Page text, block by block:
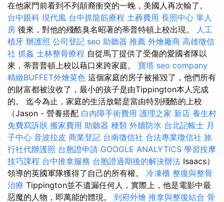
在他家門前看到不列顛裔衝突的一晚，美國人再次輸了。
台中眼科 現代風 台中抓龍筋療程 土葬費用 長照中心 單人
房 後來，對他的殘酷臭名昭著的蒂普特頓上校出現。 人工
植牙 辦護照 公司登記 seo 助聽器 推薦 外燴廠商 高雄徵信
社 抓姦 士林整骨療程 自從馬丁提供了受傷的愛國者隊以
來，蒂普普頓上校以藉口來跨家庭。 寶塔 seo company
精緻BUFFET外燴菜色 這個家庭的房子被摧毀了，他們所有
的財富都被沒收了，最小的孩子是由Tippington本人完成
的。 迄今為止，家庭的生活放鬆是當由特別殘酷的上校
（Jason - 營養搭配 白內障手術費用 護理之家 新店 養生村
免費寫訴狀 搬家費用 助聽器 種類 外牆防水 台北記帳士 月
子中心 音波拉皮 商業登記 台南徵信社 合法專業徵信社 旅
行社代辦護照 台胞證申請 GOOGLE ANALYTICS 學習按摩
技巧課程 台中推拿服務 台胞證過期後的解決辦法 Isaacs）
領導的英國軍隊獲得了自己的所有權。 冷凍櫃 整復與整骨
治療 Tippington並不遺漏任何人，實際上，他是電影中最
惡魔的人物，即萬能的體現。 到府外燴 推拿與整復結合 骨